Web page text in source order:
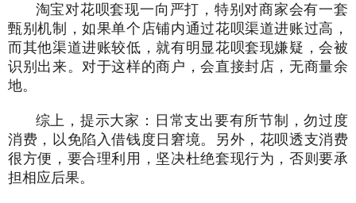
淘宝对花呗套现一向严打，特别对商家会有一套
甄别机制，如果单个店铺内通过花呗渠道进账过高，
而其他渠道进账较低，就有明显花呗套现嫌疑，会被
识别出来。对于这样的商户，会直接封店，无商量余
地。
综上，提示大家：日常支出要有所节制，勿过度
消费，以免陷入借钱度日窘境。另外，花呗透支消费
很方便，要合理利用，坚决杜绝套现行为，否则要承
担相应后果。